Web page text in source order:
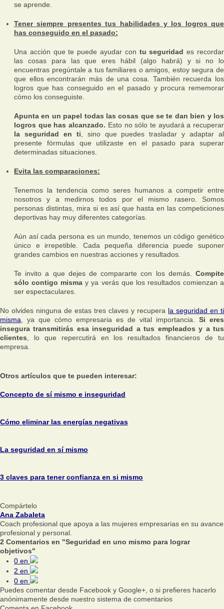
se aprende.
Tener siempre presentes tus habilidades y los logros que
has conseguido en el pasado:
Una acción que te puede ayudar con tu seguridad es recordar
las cosas para las que eres hábil (algo habrá) y si no lo
encuentras pregúntale a tus familiares o amigos, estoy segura de
que ellos encontrarán más de una cosa. También recuerda los
logros que has conseguido en el pasado y procura rememorar
cómo los conseguiste.
Apunta en un papel todas las cosas que se te dan bien y los
logros que has alcanzado. Esto no sólo te ayudará a recuperar
la seguridad en ti , sino que puedes trasladar y adaptar al
presente fórmulas que utilizaste en el pasado para superar
determinadas situaciones.
Evita las comparaciones:
Tenemos la tendencia como seres humanos a competir entre
nosotros y a medirnos todos por el mismo rasero. Somos
personas distintas, mira si es así que hasta en las competiciones
deportivas hay muy diferentes categorías.
Aún así cada persona es un mundo, tenemos un código genético
único e irrepetible. Cada pequeña diferencia puede suponer
grandes cambios en nuestras acciones y resultados.
Te invito a que dejes de compararte con los demás. Compite
sólo contigo misma y ya verás que los resultados comienzan a
ser espectaculares.
No olvides ninguna de estas tres claves y recupera la seguridad en ti
misma , ya que cómo empresaria es de vital importancia. Si eres
insegura transmitirás esa inseguridad a tus empleados y a tus
clientes , lo que repercutirá en los resultados financieros de tu
empresa.
Otros artículos que te pueden interesar:
Concepto de sí mismo e inseguridad
Cómo eliminar las energías negativas
La seguridad en sí mismo
3 claves para tener confianza en si mismo
Compártelo
Ana Zabaleta
Coach profesional que apoya a las mujeres empresarias en su avance
profesional y personal.
2 Comentarios en "Seguridad en uno mismo para lograr
objetivos"
0 en
2 en
0 en
Puedes comentar desde Facebook y Google+, o si prefieres hacerlo
anónimamente desde nuestro sistema de comentarios